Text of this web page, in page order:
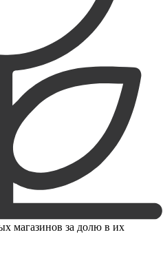
магазинов за долю в их